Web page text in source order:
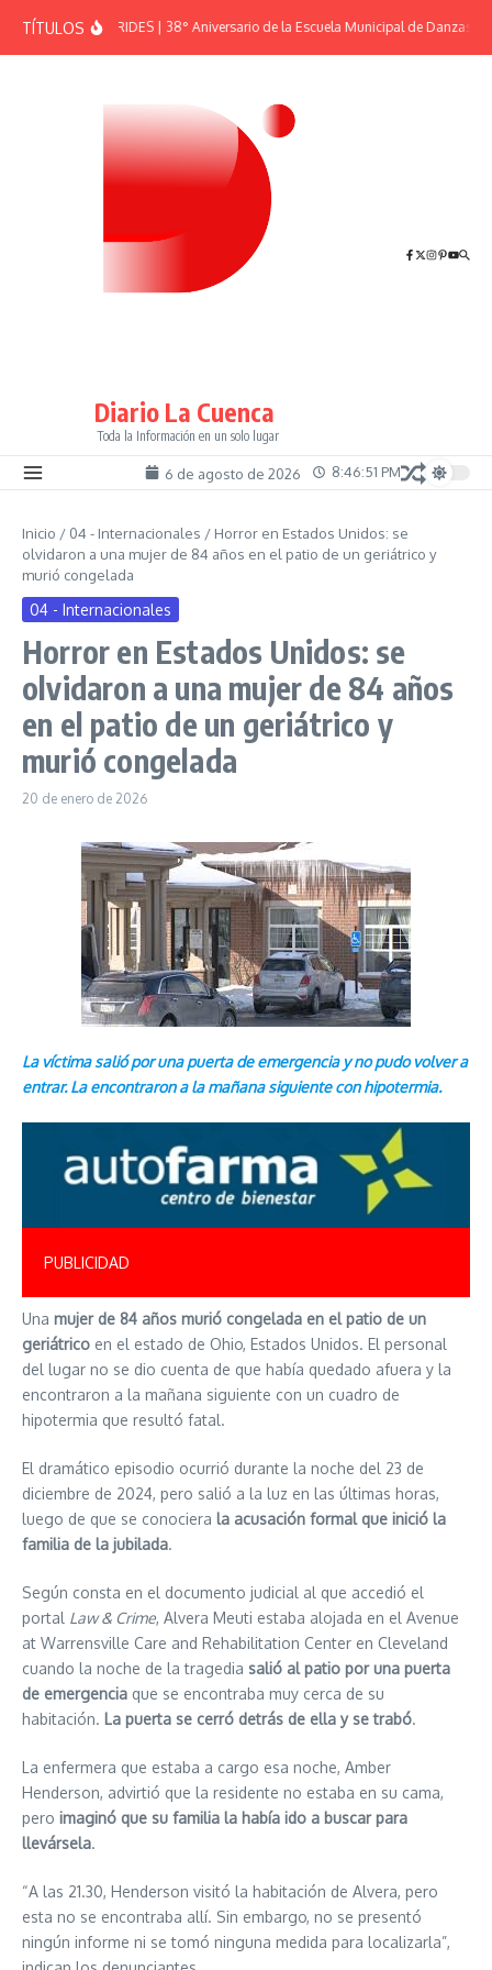
TÍTULOSEFEMÉRIDES | 38° Aniversario de la Escuela Municipal de Danzas “El
Diario La Cuenca
Toda la Información en un solo lugar
6 de agosto de 2026 8:46:51 PM
Inicio / 04 - Internacionales / Horror en Estados Unidos: se
olvidaron a una mujer de 84 años en el patio de un geriátrico y
murió congelada
04 - Internacionales
Horror en Estados Unidos: se
olvidaron a una mujer de 84 años
en el patio de un geriátrico y
murió congelada
20 de enero de 2026
La víctima salió por una puerta de emergencia y no pudo volver a
entrar. La encontraron a la mañana siguiente con hipotermia.
PUBLICIDAD
Una mujer de 84 años murió congelada en el patio de un
geriátrico en el estado de Ohio, Estados Unidos. El personal
del lugar no se dio cuenta de que había quedado afuera y la
encontraron a la mañana siguiente con un cuadro de
hipotermia que resultó fatal.
El dramático episodio ocurrió durante la noche del 23 de
diciembre de 2024, pero salió a la luz en las últimas horas,
luego de que se conociera la acusación formal que inició la
familia de la jubilada.
Según consta en el documento judicial al que accedió el
portal Law & Crime, Alvera Meuti estaba alojada en el Avenue
at Warrensville Care and Rehabilitation Center en Cleveland
cuando la noche de la tragedia salió al patio por una puerta
de emergencia que se encontraba muy cerca de su
habitación. La puerta se cerró detrás de ella y se trabó.
La enfermera que estaba a cargo esa noche, Amber
Henderson, advirtió que la residente no estaba en su cama,
pero imaginó que su familia la había ido a buscar para
llevársela.
“A las 21.30, Henderson visitó la habitación de Alvera, pero
esta no se encontraba allí. Sin embargo, no se presentó
ningún informe ni se tomó ninguna medida para localizarla”,